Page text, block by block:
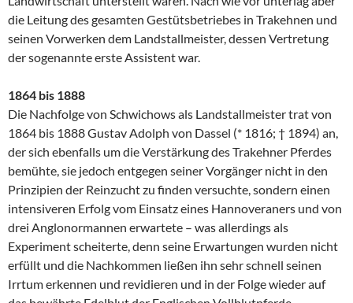
die Leitung des gesamten Gestütsbetriebes in Trakehnen und
seinen Vorwerken dem Landstallmeister, dessen Vertretung
der sogenannte erste Assistent war.
1864 bis 1888
Die Nachfolge von Schwichows als Landstallmeister trat von
1864 bis 1888 Gustav Adolph von Dassel (* 1816; † 1894) an,
der sich ebenfalls um die Verstärkung des Trakehner Pferdes
bemühte, sie jedoch entgegen seiner Vorgänger nicht in den
Prinzipien der Reinzucht zu finden versuchte, sondern einen
intensiveren Erfolg vom Einsatz eines Hannoveraners und von
drei Anglonormannen erwartete – was allerdings als
Experiment scheiterte, denn seine Erwartungen wurden nicht
erfüllt und die Nachkommen ließen ihn sehr schnell seinen
Irrtum erkennen und revidieren und in der Folge wieder auf